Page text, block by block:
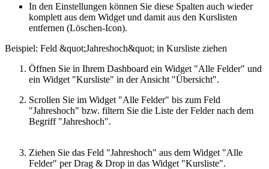
In den Einstellungen können Sie diese Spalten auch wieder
komplett aus dem Widget und damit aus den Kurslisten
entfernen (Löschen-Icon).
Beispiel: Feld &quot;Jahreshoch&quot; in Kursliste ziehen
Öffnen Sie in Ihrem Dashboard ein Widget "Alle Felder" und
ein Widget "Kursliste" in der Ansicht "Übersicht".
Scrollen Sie im Widget "Alle Felder" bis zum Feld
"Jahreshoch" bzw. filtern Sie die Liste der Felder nach dem
Begriff "Jahreshoch".
Ziehen Sie das Feld "Jahreshoch" aus dem Widget "Alle
Felder" per Drag & Drop in das Widget "Kursliste".